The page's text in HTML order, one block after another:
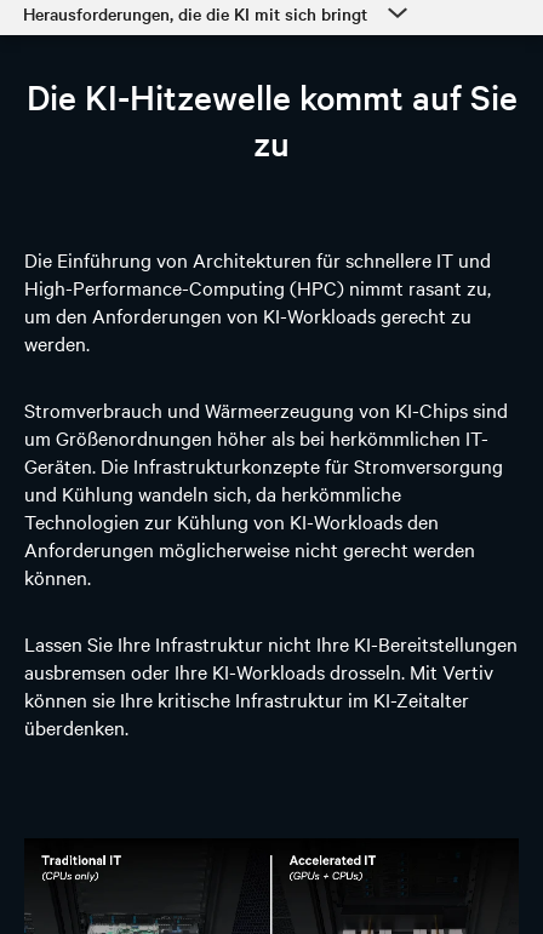
Herausforderungen, die die KI mit sich bringt
KI-fähige Lösungen von Vertiv™
Partnerschaft mit NVIDIA und Intel
Die KI-Hitzewelle kommt auf Sie
zu
Die Einführung von Architekturen für schnellere IT und
High-Performance-Computing (HPC) nimmt rasant zu,
um den Anforderungen von KI-Workloads gerecht zu
werden.
Stromverbrauch und Wärmeerzeugung von KI-Chips sind
um Größenordnungen höher als bei herkömmlichen IT-
Geräten. Die Infrastrukturkonzepte für Stromversorgung
und Kühlung wandeln sich, da herkömmliche
Technologien zur Kühlung von KI-Workloads den
Anforderungen möglicherweise nicht gerecht werden
können.
Lassen Sie Ihre Infrastruktur nicht Ihre KI-Bereitstellungen
ausbremsen oder Ihre KI-Workloads drosseln. Mit Vertiv
können sie Ihre kritische Infrastruktur im KI-Zeitalter
überdenken.